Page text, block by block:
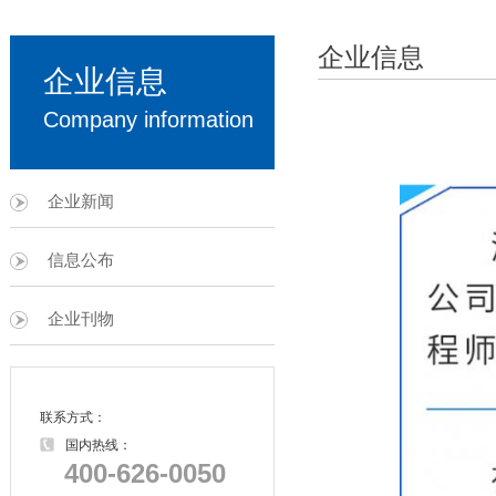
企业信息
Company information
企业新闻
信息公布
企业刊物
联系方式：
国内热线：
400-626-0050
企业信息